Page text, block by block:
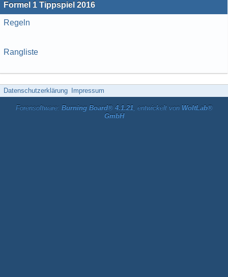
Formel 1 Tippspiel 2016
Regeln
Rangliste
Datenschutzerklärung Impressum
Forensoftware: Burning Board® 4.1.21, entwickelt von WoltLab®
GmbH